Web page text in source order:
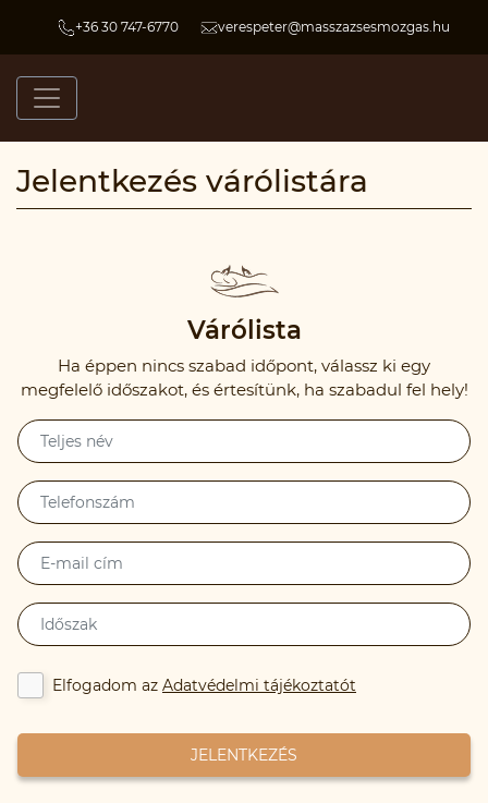
+36 30 747-6770 verespeter@masszazsesmozgas.hu
Jelentkezés várólistára
Várólista
Ha éppen nincs szabad időpont, válassz ki egy
megfelelő időszakot, és értesítünk, ha szabadul fel hely!
Elfogadom az Adatvédelmi tájékoztatót
JELENTKEZÉS